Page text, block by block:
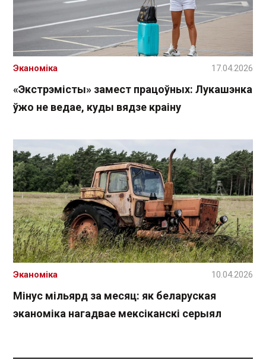
«Экстрэмісты» замест працоўных: Лукашэнка
ўжо не ведае, куды вядзе краіну
Эканоміка 17.04.2026
Мінус мільярд за месяц: як беларуская
эканоміка нагадвае мексіканскі серыял
Эканоміка 10.04.2026